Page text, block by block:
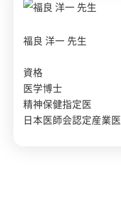
福良 洋一 先生
資格
医学博士
精神保健指定医
日本医師会認定産業医